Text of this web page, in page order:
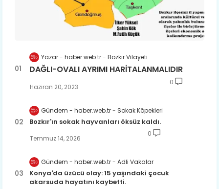
Yazar - haber.web.tr Bozkır Vilayeti
DAĞLI-OVALI AYRIMI HARİTALANMALIDIR
Haziran 20, 2023
0
Gündem - haber.web.tr Sokak Köpekleri
Bozkır'ın sokak hayvanları öksüz kaldı.
Temmuz 14, 2026
0
Gündem - haber.web.tr Adli Vakalar
Konya'da üzücü olay: 15 yaşındaki çocuk
akarsuda hayatını kaybetti.